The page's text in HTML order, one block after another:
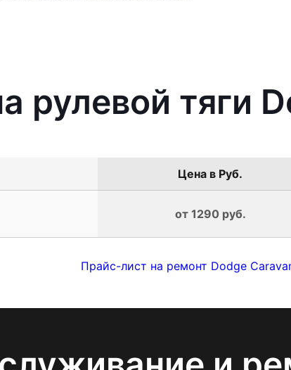
рулевой тяги
Цена в Руб.
от 1290 руб.
Прайс-лист на ремонт Dodge